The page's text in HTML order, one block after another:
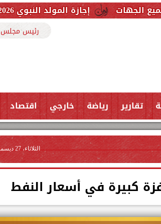
إجازة المولد النبوي 2026 للقطاع الحكومي والخاص.. اعرف الموعد وعدد أيام العطلة
رئيس مجلس
تقارير رياضة خارجي اقتصاد
الثلاثاء، 27 ديسمبر 2022